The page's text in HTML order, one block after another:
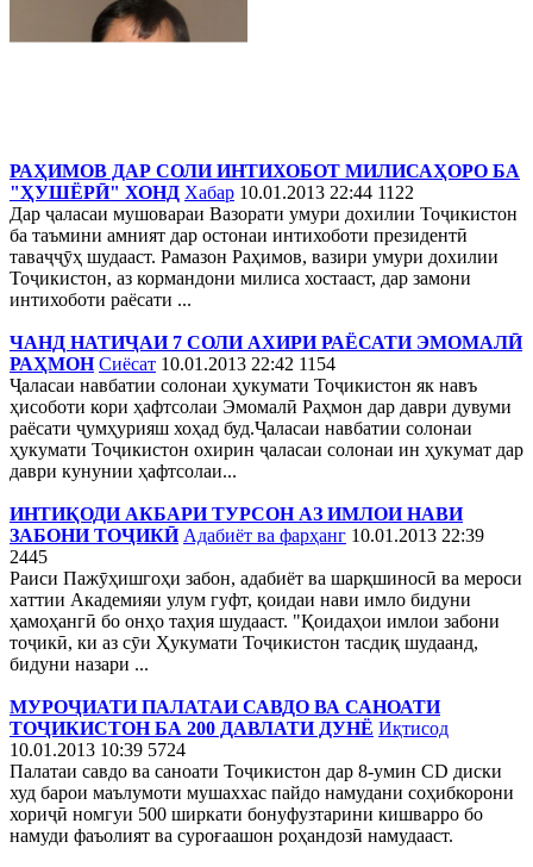
РАҲИМОВ ДАР СОЛИ ИНТИХОБОТ МИЛИСАҲОРО БА
"ҲУШЁРӢ" ХОНД Хабар 10.01.2013 22:44 1122
Дар ҷаласаи мушовараи Вазорати умури дохилии Тоҷикистон
ба таъмини амният дар остонаи интихоботи президентӣ
таваҷҷӯҳ шудааст. Рамазон Раҳимов, вазири умури дохилии
Тоҷикистон, аз кормандони милиса хостааст, дар замони
интихоботи раёсати ...
ЧАНД НАТИҶАИ 7 СОЛИ АХИРИ РАЁСАТИ ЭМОМАЛӢ
РАҲМОН Сиёсат 10.01.2013 22:42 1154
Ҷаласаи навбатии солонаи ҳукумати Тоҷикистон як навъ
ҳисоботи кори ҳафтсолаи Эмомалӣ Раҳмон дар даври дувуми
раёсати ҷумҳурияш хоҳад буд.Ҷаласаи навбатии солонаи
ҳукумати Тоҷикистон охирин ҷаласаи солонаи ин ҳукумат дар
даври кунунии ҳафтсолаи...
ИНТИҚОДИ АКБАРИ ТУРСОН АЗ ИМЛОИ НАВИ
ЗАБОНИ ТОҶИКӢ Адабиёт ва фарҳанг 10.01.2013 22:39
2445
Раиси Пажӯҳишгоҳи забон, адабиёт ва шарқшиносӣ ва мероси
хаттии Академияи улум гуфт, қоидаи нави имло бидуни
ҳамоҳангӣ бо онҳо таҳия шудааст. "Қоидаҳои имлои забони
тоҷикӣ, ки аз сӯи Ҳукумати Тоҷикистон тасдиқ шудаанд,
бидуни назари ...
МУРОҶИАТИ ПАЛАТАИ САВДО ВА САНОАТИ
ТОҶИКИСТОН БА 200 ДАВЛАТИ ДУНЁ Иқтисод
10.01.2013 10:39 5724
Палатаи савдо ва саноати Тоҷикистон дар 8-умин CD диски
худ барои маълумоти мушаххас пайдо намудани соҳибкорони
хориҷӣ номгуи 500 ширкати бонуфузтарини кишварро бо
намуди фаъолият ва суроғаашон роҳандозӣ намудааст.